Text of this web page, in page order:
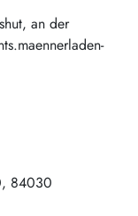
an der
84030